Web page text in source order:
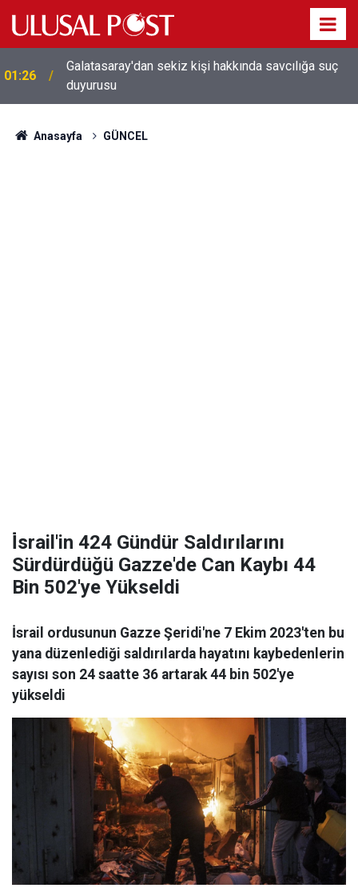
01:26
Galatasaray'dan sekiz kişi hakkında savcılığa suç
duyurusu
Anasayfa GÜNCEL
İ̇srail'in 424 Gündür Saldırılarını
Sürdürdüğü Gazze'de Can Kaybı 44
Bin 502'ye Yükseldi
İsrail ordusunun Gazze Şeridi'ne 7 Ekim 2023'ten bu
yana düzenlediği saldırılarda hayatını kaybedenlerin
sayısı son 24 saatte 36 artarak 44 bin 502'ye
yükseldi